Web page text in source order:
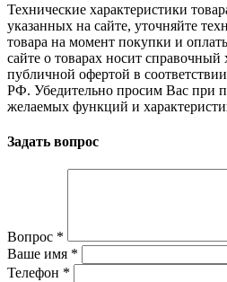
Технические характеристики
указанных на сайте, уточняйте
товара на момент покупки и
сайте о товарах носит справочный
публичной офертой в
РФ. Убедительно просим Вас при
желаемых функций и
Задать вопрос
Вопрос *
Ваше имя *
Телефон *